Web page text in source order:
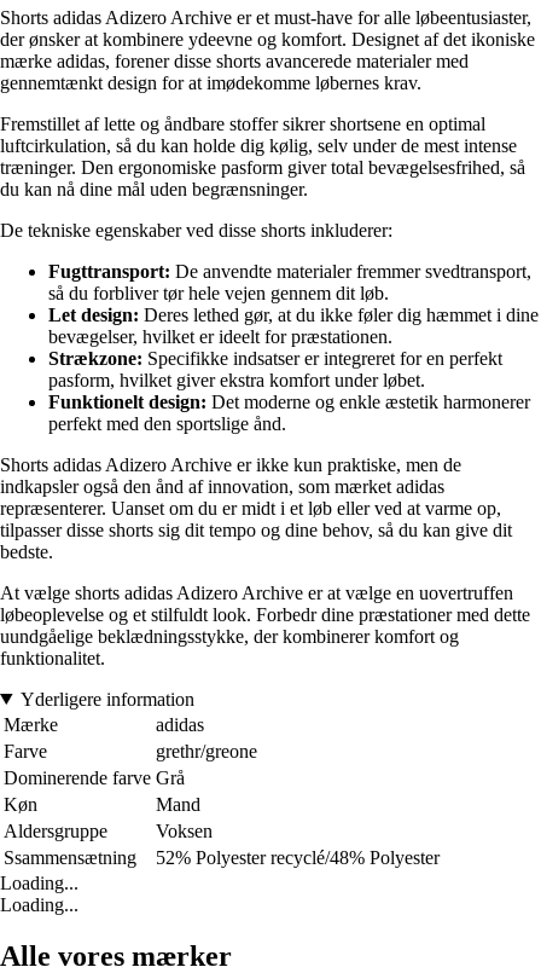
Shorts adidas Adizero Archive er et must-have for alle løbeentusiaster,
der ønsker at kombinere ydeevne og komfort. Designet af det ikoniske
mærke adidas, forener disse shorts avancerede materialer med
gennemtænkt design for at imødekomme løbernes krav.
Fremstillet af lette og åndbare stoffer sikrer shortsene en optimal
luftcirkulation, så du kan holde dig kølig, selv under de mest intense
træninger. Den ergonomiske pasform giver total bevægelsesfrihed, så
du kan nå dine mål uden begrænsninger.
De tekniske egenskaber ved disse shorts inkluderer:
Fugttransport: De anvendte materialer fremmer svedtransport,
så du forbliver tør hele vejen gennem dit løb.
Let design: Deres lethed gør, at du ikke føler dig hæmmet i dine
bevægelser, hvilket er ideelt for præstationen.
Strækzone: Specifikke indsatser er integreret for en perfekt
pasform, hvilket giver ekstra komfort under løbet.
Funktionelt design: Det moderne og enkle æstetik harmonerer
perfekt med den sportslige ånd.
Shorts adidas Adizero Archive er ikke kun praktiske, men de
indkapsler også den ånd af innovation, som mærket adidas
repræsenterer. Uanset om du er midt i et løb eller ved at varme op,
tilpasser disse shorts sig dit tempo og dine behov, så du kan give dit
bedste.
At vælge shorts adidas Adizero Archive er at vælge en uovertruffen
løbeoplevelse og et stilfuldt look. Forbedr dine præstationer med dette
uundgåelige beklædningsstykke, der kombinerer komfort og
funktionalitet.
Yderligere information
Mærke
adidas
Farve
grethr/greone
Dominerende farve Grå
Køn
Mand
Aldersgruppe
Voksen
Ssammensætning
52% Polyester recyclé/48% Polyester
Loading...
Loading...
Alle vores mærker